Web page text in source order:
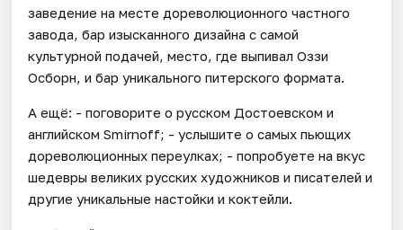
заведение на месте дореволюционного частного
завода, бар изысканного дизайна с самой
культурной подачей, место, где выпивал Оззи
Осборн, и бар уникального питерского формата.
А ещё: - поговорите о русском Достоевском и
английском Smirnoff; - услышите о самых пьющих
дореволюционных переулках; - попробуете на вкус
шедевры великих русских художников и писателей и
другие уникальные настойки и коктейли.